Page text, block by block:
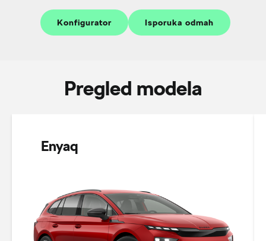
Konfigurator Isporuka odmah
Pregled modela
Enyaq